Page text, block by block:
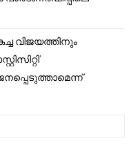
വിജയത്തിനും